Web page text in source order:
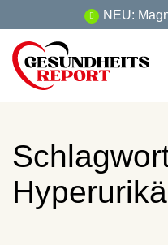
Inhalt
springen
NEU: